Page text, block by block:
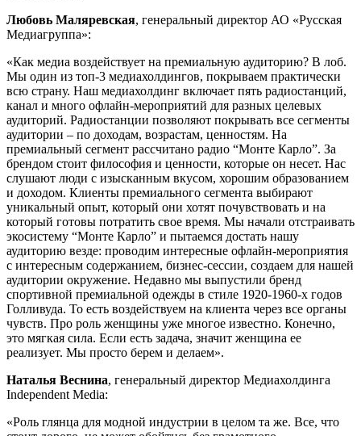
Любовь Маляревская, генеральный директор АО «Русская
Медиагруппа»:
«Как медиа воздействует на премиальную аудиторию? В лоб.
Мы один из топ-3 медиахолдингов, покрываем практически
всю страну. Наш медиахолдинг включает пять радиостанций,
канал и много офлайн-мероприятий для разных целевых
аудиторий. Радиостанции позволяют покрывать все сегменты
аудитории – по доходам, возрастам, ценностям. На
премиальный сегмент рассчитано радио “Монте Карло”. За
брендом стоит философия и ценности, которые он несет. Нас
слушают люди с изысканным вкусом, хорошим образованием
и доходом. Клиенты премиального сегмента выбирают
уникальный опыт, который они хотят почувствовать и на
который готовы потратить свое время. Мы начали отстраивать
экосистему “Монте Карло” и пытаемся достать нашу
аудиторию везде: проводим интересные офлайн-мероприятия
с интересным содержанием, бизнес-сессии, создаем для нашей
аудитории окружение. Недавно мы выпустили бренд
спортивной премиальной одежды в стиле 1920-1960-х годов
Голливуда. То есть воздействуем на клиента через все органы
чувств. Про роль женщины уже многое известно. Конечно,
это мягкая сила. Если есть задача, значит женщина ее
реализует. Мы просто берем и делаем».
Наталья Веснина, генеральный директор Медиахолдинга
Independent Media:
«Роль глянца для модной индустрии в целом та же. Все, что